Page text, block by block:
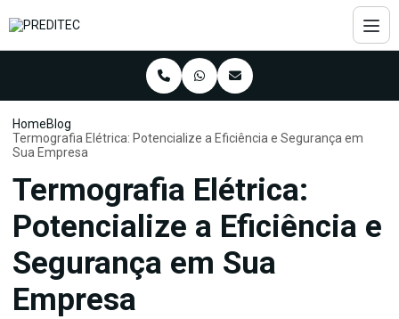
HomeBlog
Termografia Elétrica: Potencialize a Eficiência e Segurança em
Sua Empresa
Termografia Elétrica:
Potencialize a Eficiência e
Segurança em Sua
Empresa